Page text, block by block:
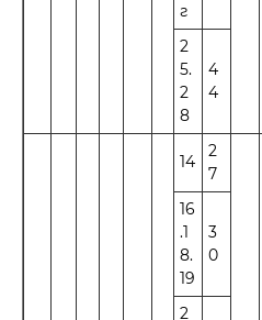
г
2
5.
2
8
4
4
14
2
7
16
.1
8.
19
3
0
2